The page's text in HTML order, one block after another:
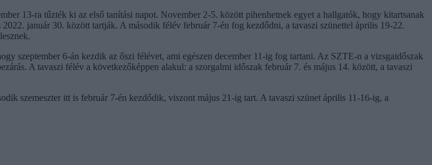
13-ra tűzték ki az első tanítási napot. November 2-5. között pihenhetnek egyet a hallgatók, hogy kitartsanak
január 30. között tartják. A második félév február 7-én fog kezdődni, a tavaszi szünettel április 19-22.
szeptember 6-án kezdik az őszi félévet, ami egészen december 11-ig fog tartani. Az SZTE-n a vizsgaidőszak
A tavaszi félév a következőképpen alakul: a szorgalmi időszak február 7. és május 14. között, a tavaszi
szemeszter itt is február 7-én kezdődik, viszont május 21-ig tart. A tavaszi szünet április 11-16-ig, a